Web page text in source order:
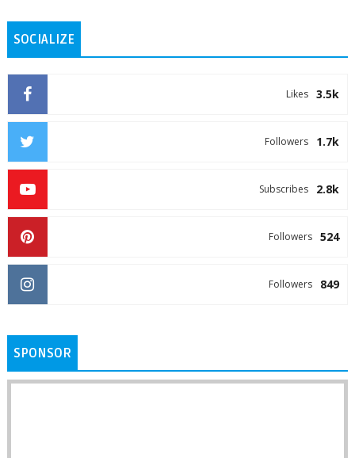
SOCIALIZE
3.5k
Likes
1.7k
Followers
2.8k
Subscribes
524
Followers
849
Followers
SPONSOR